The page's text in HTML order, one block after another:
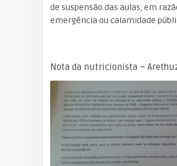
de suspensão das aulas, em
emergência ou calamidade
Nota da nutricionista –